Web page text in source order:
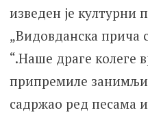
изведен је културни
„Видовданска прича
“.Наше драге колеге
припремиле
садржао ред песама